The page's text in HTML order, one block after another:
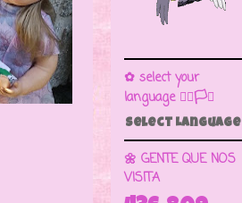
✿ select your
language 🏳️‍🌈🏳️🏁
Select Language
🌼 GENTE QUE NOS
VISITA